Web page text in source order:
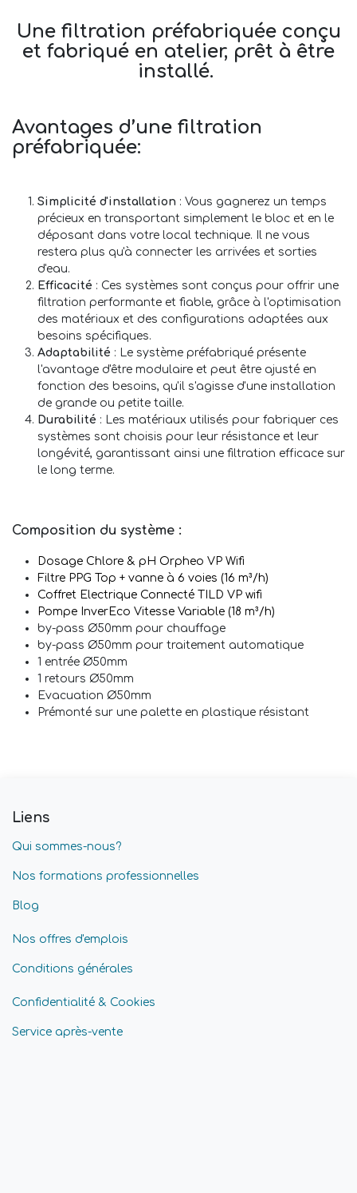
Une filtration préfabriquéeconçu
et fabriqué en atelier, prêt à être
installé.
Avantages d’une filtration
préfabriquée:
Simplicité d'installation : Vous gagnerez un temps
précieux en transportant simplement le bloc et en le
déposant dans votre local technique. Il ne vous
restera plus qu'à connecter les arrivées et sorties
d'eau.
Efficacité : Ces systèmes sont conçus pour offrir une
filtration performante et fiable, grâce à l'optimisation
des matériaux et des configurations adaptées aux
besoins spécifiques.
Adaptabilité : Le système préfabriqué présente
l'avantage d'être modulaire et peut être ajusté en
fonction des besoins, qu'il s'agisse d'une installation
de grande ou petite taille.
Durabilité : Les matériaux utilisés pour fabriquer ces
systèmes sont choisis pour leur résistance et leur
longévité, garantissant ainsi une filtration efficace sur
le long terme.
Composition du système :
Dosage Chlore & pH Orpheo VP Wifi
Filtre PPG Top + vanne à 6 voies (16 m³/h)
Coffret Electrique Connecté TILD VP wifi
Pompe InverEco Vitesse Variable (18 m³/h)
by-pass Ø50mm pour chauffage
by-pass Ø50mm pour traitement automatique
1 entrée Ø50mm
1 retours Ø50mm
Evacuation Ø50mm
Prémonté sur une palette en plastique résistant
Liens
Qui sommes-nous?
Nos formations professionnelles
Blog
Nos offres d'emplois
Conditions générales
Confidentialité & Cookies
Service après-vente